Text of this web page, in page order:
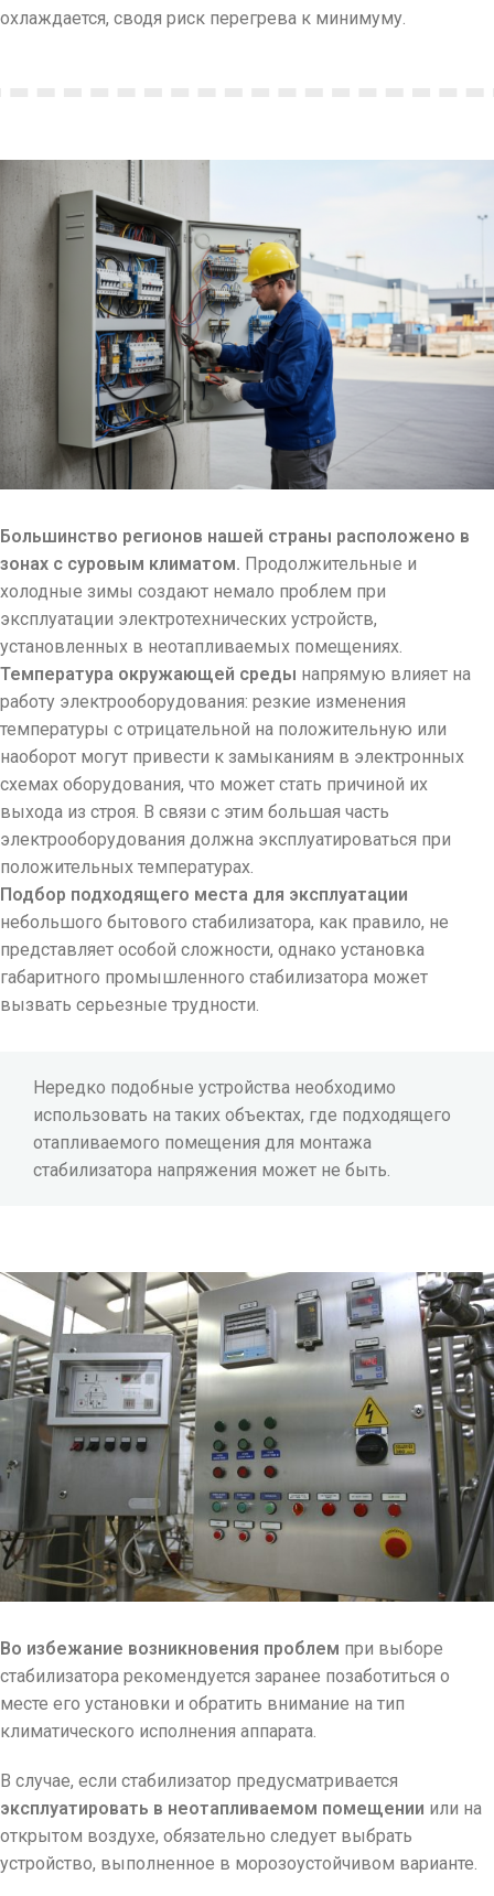
охлаждается, сводя риск перегрева к минимуму.
Большинство регионов нашей страны расположено в
зонах с суровым климатом. Продолжительные и
холодные зимы создают немало проблем при
эксплуатации электротехнических устройств,
установленных в неотапливаемых помещениях.
Температура окружающей среды напрямую влияет на
работу электрооборудования: резкие изменения
температуры с отрицательной на положительную или
наоборот могут привести к замыканиям в электронных
схемах оборудования, что может стать причиной их
выхода из строя. В связи с этим большая часть
электрооборудования должна эксплуатироваться при
положительных температурах.
Подбор подходящего места для эксплуатации
небольшого бытового стабилизатора, как правило, не
представляет особой сложности, однако установка
габаритного промышленного стабилизатора может
вызвать серьезные трудности.
Нередко подобные устройства необходимо
использовать на таких объектах, где подходящего
отапливаемого помещения для монтажа
стабилизатора напряжения может не быть.
Во избежание возникновения проблем при выборе
стабилизатора рекомендуется заранее позаботиться о
месте его установки и обратить внимание на тип
климатического исполнения аппарата.
В случае, если стабилизатор предусматривается
эксплуатировать в неотапливаемом помещении или на
открытом воздухе, обязательно следует выбрать
устройство, выполненное в морозоустойчивом варианте.